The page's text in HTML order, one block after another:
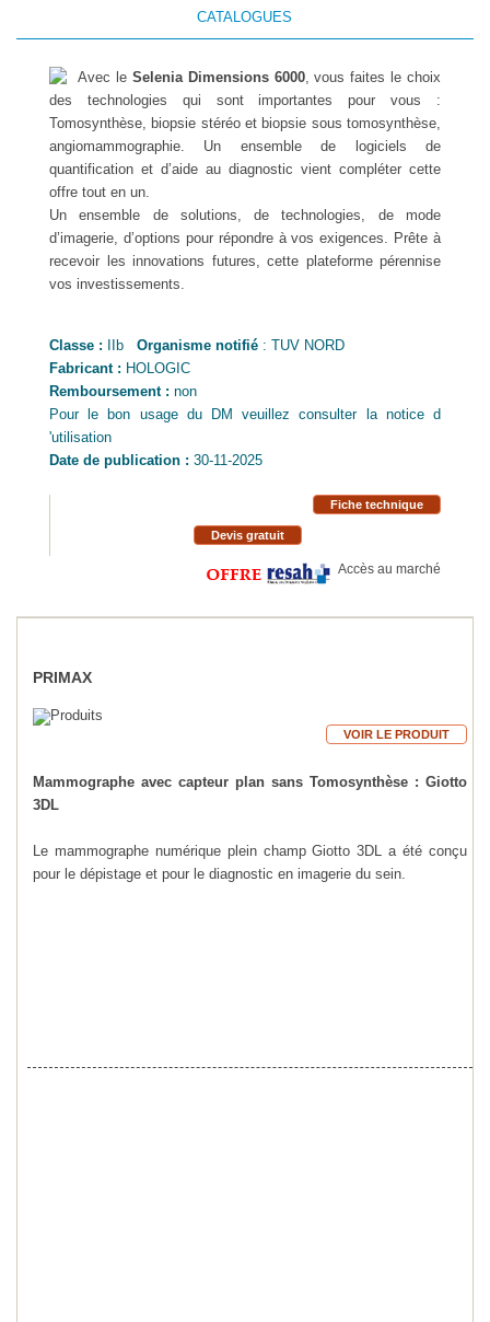
CATALOGUES
Avec le Selenia Dimensions 6000, vous faites le choix
des technologies qui sont importantes pour vous :
Tomosynthèse, biopsie stéréo et biopsie sous tomosynthèse,
angiomammographie. Un ensemble de logiciels de
quantification et d’aide au diagnostic vient compléter cette
offre tout en un.
Un ensemble de solutions, de technologies, de mode
d’imagerie, d’options pour répondre à vos exigences. Prête à
recevoir les innovations futures, cette plateforme pérennise
vos investissements.
Classe : IIb Organisme notifié : TUV NORD
Fabricant : HOLOGIC
Remboursement : non
Pour le bon usage du DM veuillez consulter la notice d
'utilisation
Date de publication : 30-11-2025
Fiche technique
Devis gratuit
Accès au marché
3DL
pour le dépistage et pour le diagnostic en imagerie du sein.